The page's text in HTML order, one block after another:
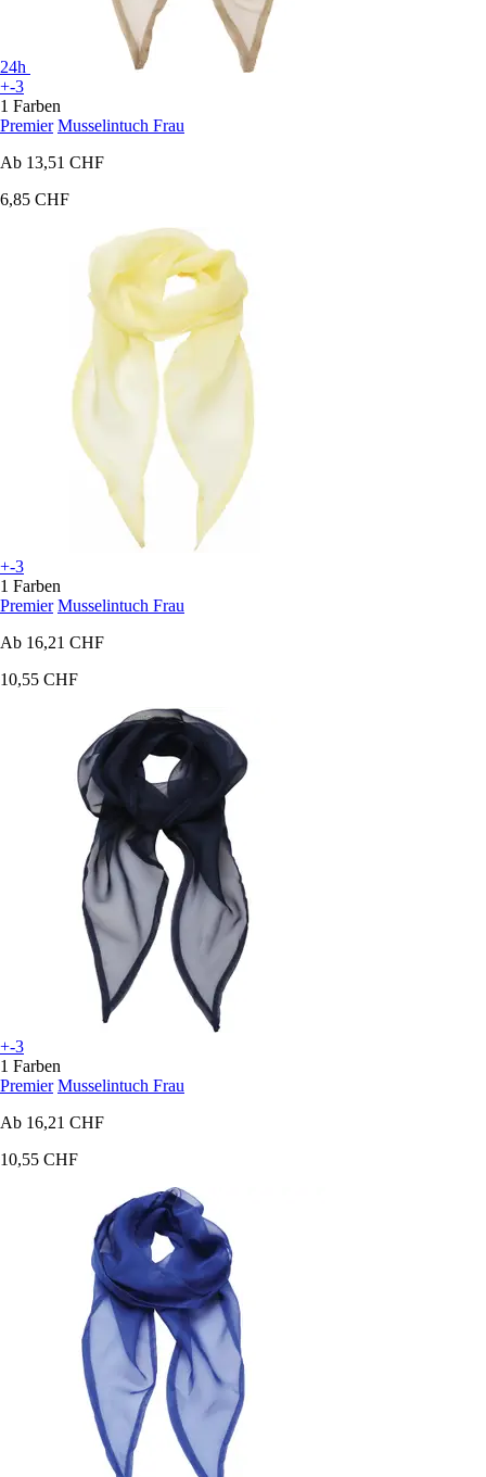
24h
+-3
1 Farben
Premier Musselintuch Frau
Ab 13,51 CHF
6,85 CHF
+-3
1 Farben
Premier Musselintuch Frau
Ab 16,21 CHF
10,55 CHF
+-3
1 Farben
Premier Musselintuch Frau
Ab 16,21 CHF
10,55 CHF